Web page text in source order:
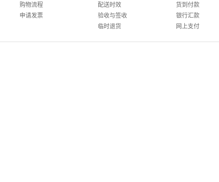
购物流程
申请发票
配送时效
验收与签收
临时退货
货到付款
银行汇款
网上支付